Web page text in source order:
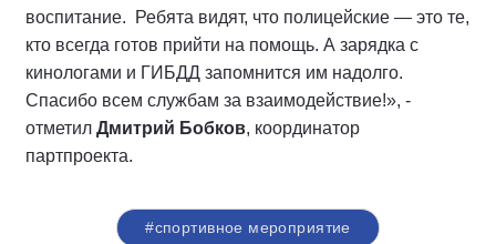
воспитание. Ребята видят, что полицейские — это те,
кто всегда готов прийти на помощь. А зарядка с
кинологами и ГИБДД запомнится им надолго.
Спасибо всем службам за взаимодействие!», -
отметил Дмитрий Бобков, координатор
партпроекта.
#спортивное мероприятие